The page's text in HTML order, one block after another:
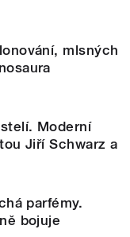
mlsných
Moderní
Jiří Schwarz a
parfémy.
bojuje